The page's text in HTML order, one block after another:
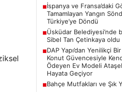
■İspanya ve Fransa’daki
Tamamlayan Yangın
Türkiye’ye Döndü
■Üsküdar Belediyesi’nde
Sibel Tan Çetinkaya oldu
■DAP Yapı’dan Yenilikçi
Konut Güvencesiyle
Ödeyen Ev Modeli
Hayata Geçiyor
■Bahçe Mutfakları ve Şık